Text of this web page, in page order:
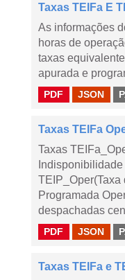
Taxas TEIFa E
As informações
horas de
taxas
apurada e
PDF JSON
Taxas TEIFa
Taxas
Programada
despachadas
PDF JSON
Taxas TEIFa e